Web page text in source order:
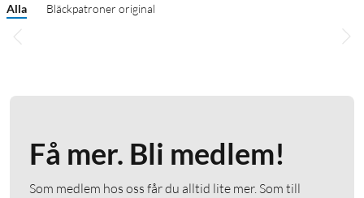
Alla Bläckpatroner original
Få mer. Bli medlem!
Som medlem hos oss får du alltid lite mer. Som till